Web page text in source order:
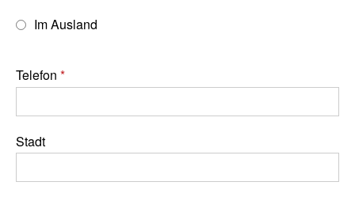
Im Ausland
Telefon
Stadt